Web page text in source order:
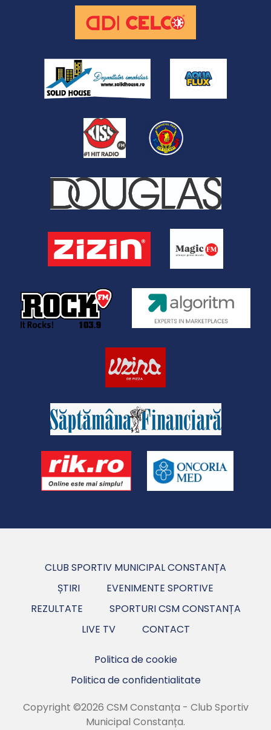
CLUB SPORTIV MUNICIPAL CONSTANȚA
ȘTIRI
EVENIMENTE SPORTIVE
REZULTATE
SPORTURI CSM CONSTANȚA
LIVE TV
CONTACT
Politica de cookie
Politica de confidentialitate
Copyright ©2026 CSM Constanța - Club Sportiv
Municipal Constanța.